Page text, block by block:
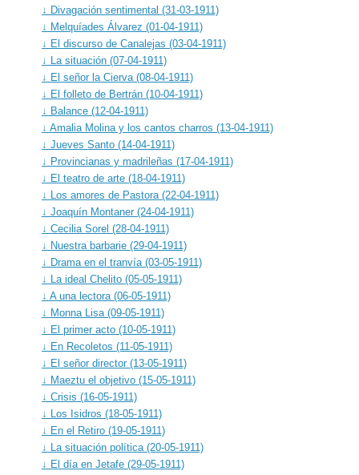
↓ Divagación sentimental (31-03-1911)
↓ Melquíades Álvarez (01-04-1911)
↓ El discurso de Canalejas (03-04-1911)
↓ La situación (07-04-1911)
↓ El señor la Cierva (08-04-1911)
↓ El folleto de Bertrán (10-04-1911)
↓ Balance (12-04-1911)
↓ Amalia Molina y los cantos charros (13-04-1911)
↓ Jueves Santo (14-04-1911)
↓ Provincianas y madrileñas (17-04-1911)
↓ El teatro de arte (18-04-1911)
↓ Los amores de Pastora (22-04-1911)
↓ Joaquín Montaner (24-04-1911)
↓ Cecilia Sorel (28-04-1911)
↓ Nuestra barbarie (29-04-1911)
↓ Drama en el tranvía (03-05-1911)
↓ La ideal Chelito (05-05-1911)
↓ A una lectora (06-05-1911)
↓ Monna Lisa (09-05-1911)
↓ El primer acto (10-05-1911)
↓ En Recoletos (11-05-1911)
↓ El señor director (13-05-1911)
↓ Maeztu el objetivo (15-05-1911)
↓ Crisis (16-05-1911)
↓ Los Isidros (18-05-1911)
↓ En el Retiro (19-05-1911)
↓ La situación política (20-05-1911)
↓ El día en Jetafe (29-05-1911)